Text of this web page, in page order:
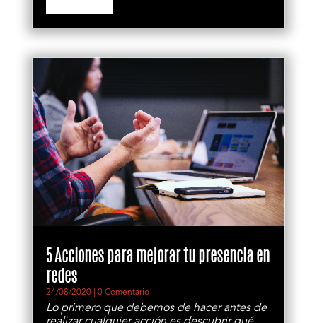
5 Acciones para mejorar tu presencia en
redes
24/08/2020| 0 Comentario
Lo primero que debemos de hacer antes de